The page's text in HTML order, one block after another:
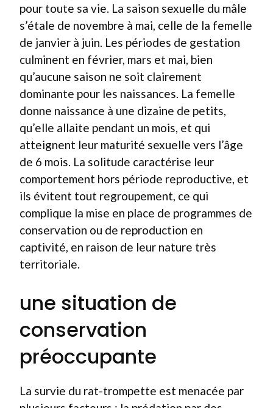
pour toute sa vie. La saison sexuelle du mâle
s’étale de novembre à mai, celle de la femelle
de janvier à juin. Les périodes de gestation
culminent en février, mars et mai, bien
qu’aucune saison ne soit clairement
dominante pour les naissances. La femelle
donne naissance à une dizaine de petits,
qu’elle allaite pendant un mois, et qui
atteignent leur maturité sexuelle vers l’âge
de 6 mois. La solitude caractérise leur
comportement hors période reproductive, et
ils évitent tout regroupement, ce qui
complique la mise en place de programmes de
conservation ou de reproduction en
captivité, en raison de leur nature très
territoriale.
une situation de
conservation
préoccupante
La survie du rat-trompette est menacée par